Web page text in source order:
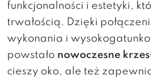
funkcjonalności i estetyki,
trwałością. Dzięki
wykonania i
powstało nowoczesne
cieszy oko, ale też